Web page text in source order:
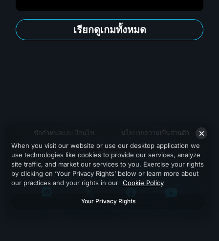
เรียกดูเกมทั้งหมด
ข้อกำหนดและเงื่อนไข นโยบายความเป็นส่วนตัว
สนับสนุน
When you visit our website or use our desktop application we
use technologies like cookies to provide our services, analyze
site traffic, and market our services to you. Exercise your rights
by clicking on ‘Your Privacy Rights’ below or learn more about
our practices and your rights in our Cookie Policy
Your Privacy Rights